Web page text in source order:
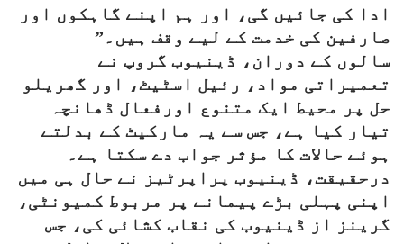
ادا کی جائیں گی، اور ہم اپنے گاہکوں اور
صارفین کی خدمت کے لیے وقف ہیں۔”
سالوں کے دوران، ڈینیوب گروپ نے
تعمیراتی مواد، رئیل اسٹیٹ، اور گھریلو
حل پر محیط ایک متنوع اورفعال ڈھانچہ
تیار کیا ہے، جس سے یہ مارکیٹ کے بدلتے
ہوئے حالات کا مؤثر جواب دے سکتا ہے۔
درحقیقت، ڈینیوب پراپرٹیز نے حال ہی میں
اپنی پہلی بڑے پیمانے پر مربوط کمیونٹی،
گرینز از ڈینیوب کی نقاب کشائی کی، جس